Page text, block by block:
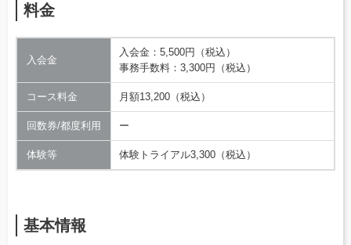
料金
入会金
入会金：5,500円（税込）
事務手数料：3,300円（税込）
コース料金 月額13,200（税込）
回数券/都度利用 ー
体験等 体験トライアル3,300（税込）
基本情報